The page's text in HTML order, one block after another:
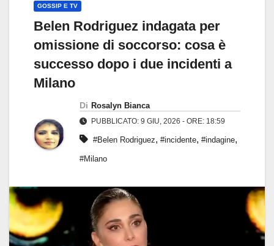
GOSSIP E TV
Belen Rodriguez indagata per
omissione di soccorso: cosa è
successo dopo i due incidenti a
Milano
Di Rosalyn Bianca
PUBBLICATO: 9 GIU, 2026 - ORE: 18:59
#Belen Rodriguez, #incidente, #indagine,
#Milano